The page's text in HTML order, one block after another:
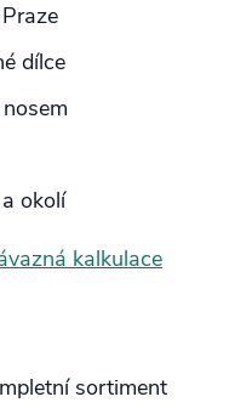
dílce
okolí
kalkulace
sortiment